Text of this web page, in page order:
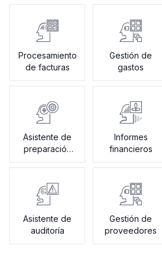
Procesamiento
de facturas
Gestión de
gastos
Asistente de
preparación
de impuestos
Informes
financieros
Asistente de
auditoría
Gestión de
proveedores